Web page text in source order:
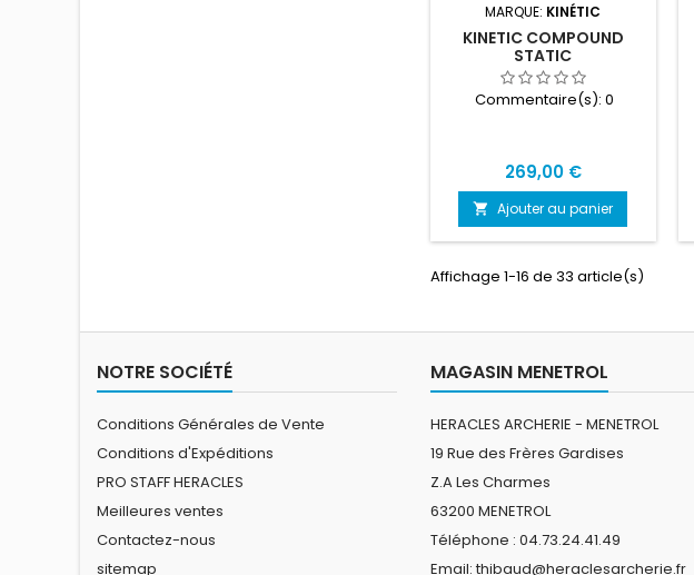
MARQUE: KINÉTIC
KINETIC COMPOUND
STATIC
Commentaire(s): 0
Prix
269,00 €
 Ajouter au panier
Affichage 1-16 de 33 article(s)
NOTRE SOCIÉTÉ
Conditions Générales de Vente
Conditions d'Expéditions
PRO STAFF HERACLES
Meilleures ventes
Contactez-nous
sitemap
MAGASIN MENETROL
HERACLES ARCHERIE - MENETROL
19 Rue des Frères Gardises
Z.A Les Charmes
63200 MENETROL
Téléphone : 04.73.24.41.49
Email:thibaud@heraclesarcherie.fr